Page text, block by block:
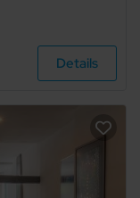
Details